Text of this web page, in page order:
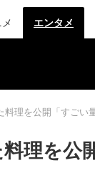
エンタメ
理を公開「すごい
理を公